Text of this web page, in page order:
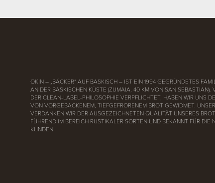
OKIN – „BÄCKER“ AUF BASKISCH – IST EIN 1994 GEGRÜNDETES
AN DER BASKISCHEN KÜSTE (ZUMAIA, 40 KM VON SAN SEBASTIAN).
DER CLEAN-LABEL-PHILOSOPHIE VERPFLICHTET, HABEN WIR UNS
VON VORGEBACKENEM, TIEFGEFRORENEM BROT GEWIDMET.
VERDANKEN WIR DER AUSGEZEICHNETEN QUALITÄT UNSERES
FÜHREND IM BEREICH RUSTIKALER SORTEN UND BEKANNT FÜR DIE
KUNDEN.